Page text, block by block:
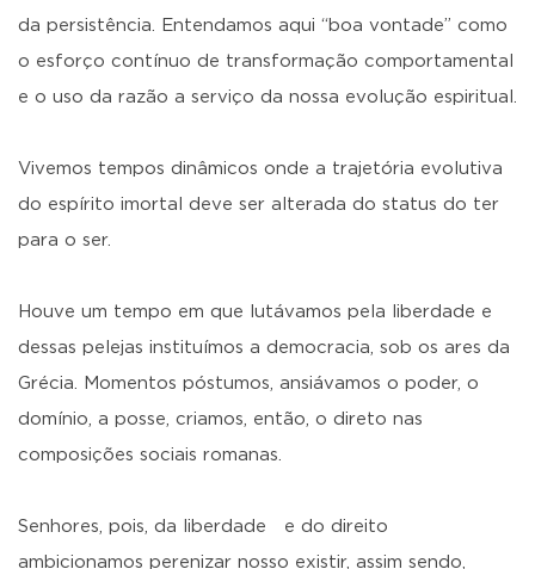
da persistência. Entendamos aqui “boa vontade” como
o esforço contínuo de transformação comportamental
e o uso da razão a serviço da nossa evolução espiritual.
Vivemos tempos dinâmicos onde a trajetória evolutiva
do espírito imortal deve ser alterada do status do ter
para o ser.
Houve um tempo em que lutávamos pela liberdade e
dessas pelejas instituímos a democracia, sob os ares da
Grécia. Momentos póstumos, ansiávamos o poder, o
domínio, a posse, criamos, então, o direto nas
composições sociais romanas.
Senhores, pois, da liberdade e do direito
ambicionamos perenizar nosso existir, assim sendo,